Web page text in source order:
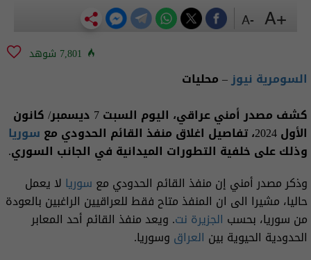
7,801 شوهد
السومرية نيوز– محليات
كشف مصدر أمني عراقي، اليوم السبت 7 ديسمبر/ كانون
الأول 2024، تفاصيل اغلاق منفذ القائم الحدودي مع
سوريا
وذلك على خلفية التطورات الميدانية في الجانب السوري.
وذكر مصدر أمني إن منفذ القائم الحدودي مع سوريا لا يعمل
حاليا، مشيرا الى ان المنفذ متاح فقط للعراقيين الراغبين بالعودة
من سوريا، بحسب الجزيرة نت. ويعد منفذ القائم أحد المعابر
الحدودية الحيوية بين العراق وسوريا.
+A
-A